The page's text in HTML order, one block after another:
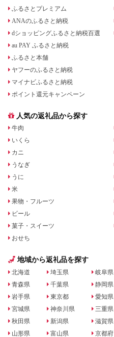
ふるさとプレミアム
ANAのふるさと納税
dショッピングふるさと納税百選
au PAY ふるさと納税
ふるさと本舗
ヤフーのふるさと納税
マイナビふるさと納税
ポイント還元キャンペーン
人気の返礼品から探す
牛肉
いくら
カニ
うなぎ
うに
米
果物・フルーツ
ビール
菓子・スイーツ
おせち
地域から返礼品を探す
北海道
青森県
岩手県
宮城県
秋田県
山形県
埼玉県
千葉県
東京都
神奈川県
新潟県
富山県
岐阜県
静岡県
愛知県
三重県
滋賀県
京都府